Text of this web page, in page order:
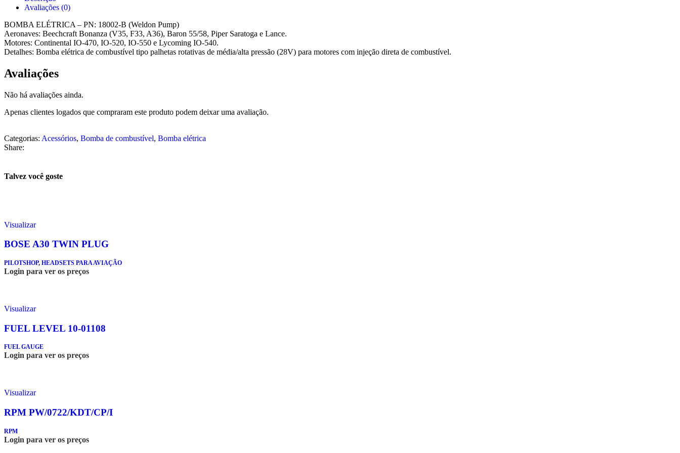
Avaliações (0)
​BOMBA ELÉTRICA – PN: 18002-B (Weldon Pump)
​Aeronaves: Beechcraft Bonanza (V35, F33, A36), Baron 55/58, Piper Saratoga e Lance.
​Motores: Continental IO-470, IO-520, IO-550 e Lycoming IO-540.
​Detalhes: Bomba elétrica de combustível tipo palhetas rotativas de média/alta pressão (28V) para motores com injeção direta de combustível.
Avaliações
Não há avaliações ainda.
Apenas clientes logados que compraram este produto podem deixar uma avaliação.
Categorias: Acessórios, Bomba de combustível, Bomba elétrica
Share:
Talvez você goste
Visualizar
BOSE A30 TWIN PLUG
PILOTSHOP, HEADSETS PARA AVIAÇÃO
Login para ver os preços
Visualizar
FUEL LEVEL 10-01108
FUEL GAUGE
Login para ver os preços
Visualizar
RPM PW/0722/KDT/CP/I
RPM
Login para ver os preços